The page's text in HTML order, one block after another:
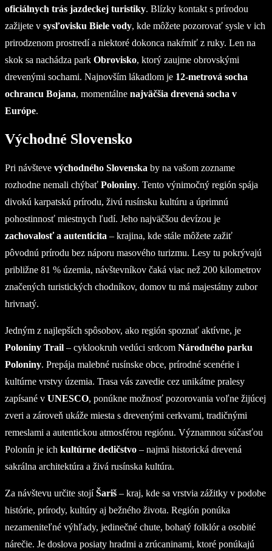
oficiálnych trás jazdeckej turistiky. Blízky kontakt s prírodou
zažijete v sysľovisku Biele vody, kde môžete pozorovať sysle v ich
prirodzenom prostredí a niektoré dokonca nakŕmiť z ruky. Len na
skok sa nachádza park Obrovisko, ktorý zaujme obrovskými
drevenými sochami. Najnovším lákadlom je 12-metrová socha
ochrancu Bojana, momentálne najväčšia drevená socha v
Európe.
Východné Slovensko
Pri návšteve východného Slovenska by na vašom zozname
rozhodne nemali chýbať Poloniny. Tento výnimočný región spája
divokú karpatskú prírodu, živú rusínsku kultúru a úprimnú
pohostinnosť miestnych ľudí. Jeho najväčšou devízou je
zachovalosť a autenticita – krajina, kde stále môžete zažiť
pôvodnú prírodu bez náporu masového turizmu. Lesy tu pokrývajú
približne 81 % územia, návštevníkov čaká viac než 200 kilometrov
značených turistických chodníkov, domov tu má majestátny zubor
hrivnatý.
Jedným z najlepších spôsobov, ako región spoznať aktívne, je
Poloniny Trail – cyklookruh vedúci srdcom Národného parku
Poloniny. Prepája malebné rusínske obce, prírodné scenérie i
kultúrne vrstvy územia. Trasa vás zavedie cez unikátne pralesy
zapísané v UNESCO, ponúkne možnosť pozorovania voľne žijúcej
zveri a zároveň ukáže miesta s drevenými cerkvami, tradičnými
remeslami a autentickou atmosférou regiónu. Významnou súčasťou
Polonín je ich kultúrne dedičstvo – najmä historická drevená
sakrálna architektúra a živá rusínska kultúra.
Za návštevu určite stojíŠariš – kraj, kde sa vrstvia zážitky v podobe
histórie, prírody, kultúry aj bežného života. Región ponúka
nezameniteľné výhľady, jedinečné chute, bohatý folklór a osobité
nárečie. Je doslova posiaty hradmi a zrúcaninami, ktoré ponúkajú